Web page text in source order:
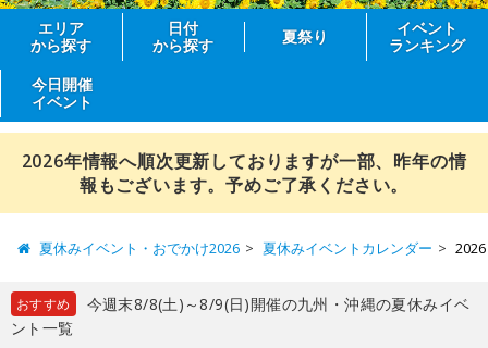
エリア
から探す
日付
から探す
夏祭り
イベント
ランキング
今日開催
イベント
2026年情報へ順次更新しておりますが一部、昨年の情
報もございます。予めご了承ください。
夏休みイベント・おでかけ2026 夏休みイベントカレンダー
おすすめ
今週末8/8(土)～8/9(日)開催の九州・沖縄の夏休みイベ
ント一覧